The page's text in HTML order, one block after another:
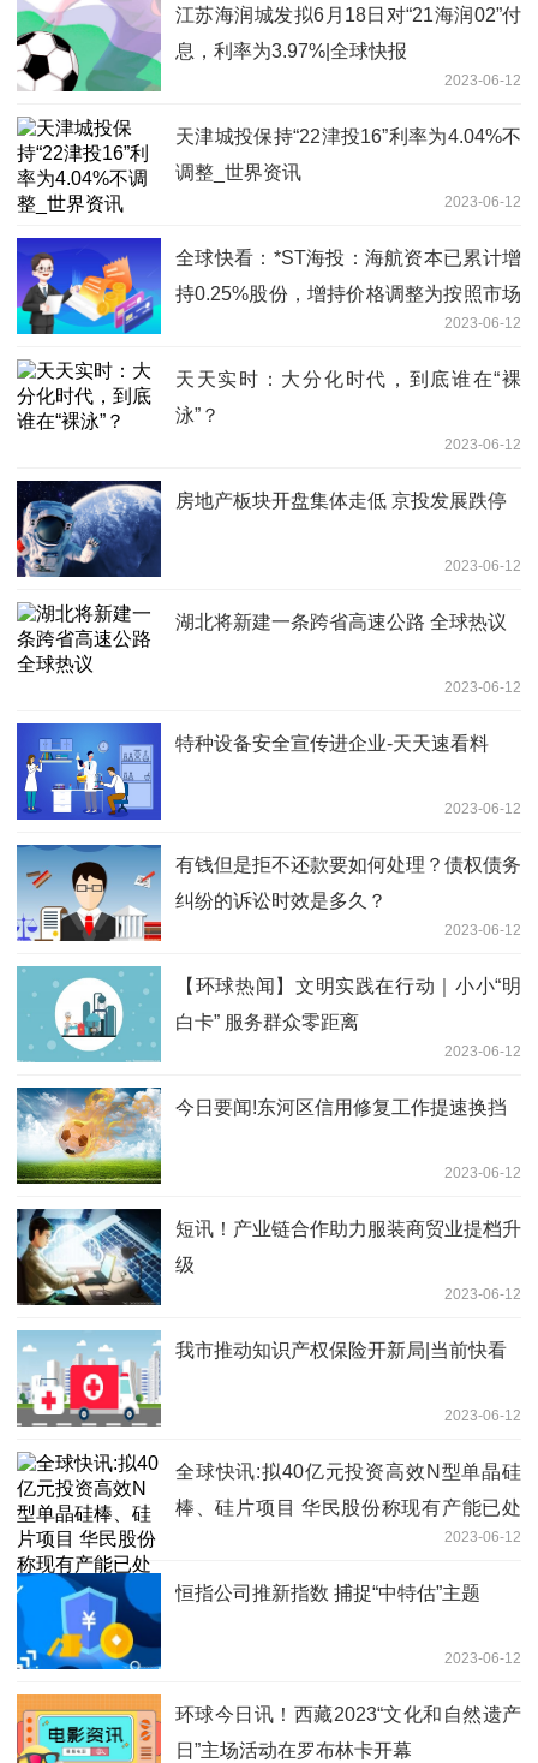
江苏海润城发拟6月18日对“21海润02”付
息，利率为3.97%|全球快报
2023-06-12
天津城投保持“22津投16”利率为4.04%不
调整_世界资讯
2023-06-12
全球快看：*ST海投：海航资本已累计增
持0.25%股份，增持价格调整为按照市场
2023-06-12
天天实时：大分化时代，到底谁在“裸
泳”？
2023-06-12
房地产板块开盘集体走低 京投发展跌停
2023-06-12
湖北将新建一条跨省高速公路 全球热议
2023-06-12
特种设备安全宣传进企业-天天速看料
2023-06-12
有钱但是拒不还款要如何处理？债权债务
纠纷的诉讼时效是多久？
2023-06-12
【环球热闻】文明实践在行动｜小小“明
白卡” 服务群众零距离
2023-06-12
今日要闻!东河区信用修复工作提速换挡
2023-06-12
短讯！产业链合作助力服装商贸业提档升
级
2023-06-12
我市推动知识产权保险开新局|当前快看
2023-06-12
全球快讯:拟40亿元投资高效N型单晶硅
棒、硅片项目 华民股份称现有产能已处
2023-06-12
恒指公司推新指数 捕捉“中特估”主题
2023-06-12
环球今日讯！西藏2023“文化和自然遗产
日”主场活动在罗布林卡开幕